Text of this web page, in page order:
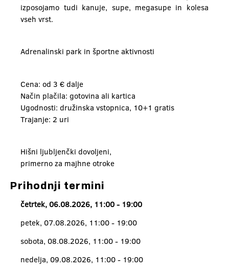
izposojamo tudi kanuje, supe, megasupe in kolesa
vseh vrst.
Adrenalinski park in športne aktivnosti
Cena: od 3 € dalje
Način plačila: gotovina ali kartica
Ugodnosti: družinska vstopnica, 10+1 gratis
Trajanje: 2 uri
Hišni ljubljenčki dovoljeni,
primerno za majhne otroke
Prihodnji termini
četrtek, 06.08.2026, 11:00 - 19:00
petek, 07.08.2026, 11:00 - 19:00
sobota, 08.08.2026, 11:00 - 19:00
nedelja, 09.08.2026, 11:00 - 19:00